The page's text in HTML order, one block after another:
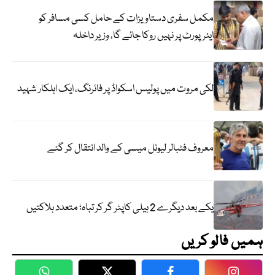
مکمل سفری دستاویزات کے حامل کسی مسافر کو
ایئرپورٹ پر نہیں روکا جائے گا، وزیر داخلہ
لکی مروت میں پولیس اسکواڈ پر فائرنگ، ایک اہلکار شہید
معروف فٹبالر لیونل میسی کے والد انتقال کر گئے
یکے بعد دیگرے 2 ہیلی کاپٹر گر کر تباہ؛ متعدد ہلاکتیں
ہمیں فالو کریں